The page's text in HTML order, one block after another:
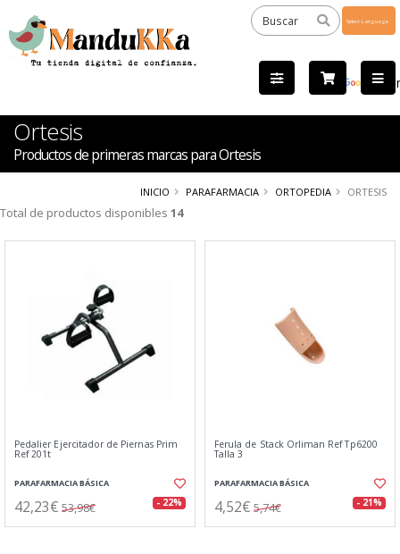
by
Ortesis
Productos de primeras marcas para Ortesis
INICIO PARAFARMACIA ORTOPEDIA ORTESIS
Total de productos disponibles 14
Pedalier Ejercitador de Piernas Prim
Ref 201t
PARAFARMACIA BÁSICA
42,23€ 53,98€ - 22%
Ferula de Stack Orliman Ref Tp6200
Talla 3
PARAFARMACIA BÁSICA
4,52€ 5,74€ - 21%